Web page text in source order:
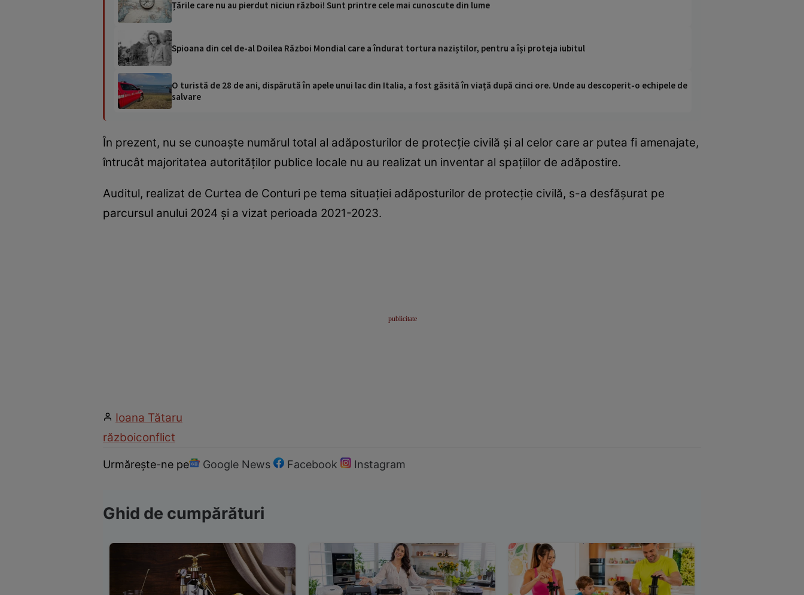
Țările care nu au pierdut niciun război! Sunt printre cele mai cunoscute din lume
Spioana din cel de-al Doilea Război Mondial care a îndurat tortura naziștilor, pentru a își proteja iubitul
O turistă de 28 de ani, dispărută în apele unui lac din Italia, a fost găsită în viață după cinci ore. Unde au descoperit-o echipele de
salvare
În prezent, nu se cunoaște numărul total al adăposturilor de protecție civilă și al celor care ar putea fi amenajate,
întrucât majoritatea autorităților publice locale nu au realizat un inventar al spațiilor de adăpostire.
Auditul, realizat de Curtea de Conturi pe tema situaţiei adăposturilor de protecţie civilă, s-a desfăşurat pe
parcursul anului 2024 şi a vizat perioada 2021-2023.
Ioana Tătaru
războiconflict
Urmărește-ne pe Google News Facebook Instagram
Ghid de cumpărături